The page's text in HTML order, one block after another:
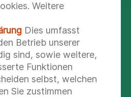
Weitere
Dies umfasst
Betrieb unserer
sind, sowie weitere,
Funktionen
selbst, welchen
Sie zustimmen